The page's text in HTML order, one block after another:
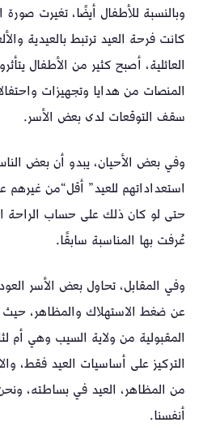
وبالنسبة للأطفال أيضًا، تغيرت
كانت فرحة العيد ترتبط بالعيدية
العائلية، أصبح كثير من الأطفال
المنصات من هدايا وتجهيزات
سقف التوقعات لدى بعض الأسر.
وفي بعض الأحيان، يبدو أن بعض
استعداداتهم للعيد” أقل“من غيرهم
حتى لو كان ذلك على حساب الراحة
عُرفت بها المناسبة سابقًا.
وفي المقابل، تحاول بعض الأسر
عن ضغط الاستهلاك والمظاهر، حيث
المقبولية من ولاية السيب وهي أم
التركيز على أساسيات العيد فقط،
من المظاهر، العيد في بساطته،
أنفسنا.